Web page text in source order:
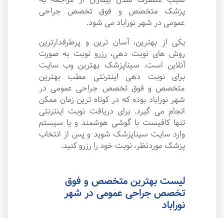
پزشک متخصص و فوق تخصص جراحی
عمومی در شهر نوراباد می شود.
یکی از بهترین، آسان ترین و پرطرفدارترین
روش های نوبت دهی، رزرو نوبت به صورت
آنلاین است. سیناپزشک بهترین وب سایت
برای نوبت دهی اینترنتی مطب بهترین
متخصص و فوق تخصص جراحی عمومی در
شهر نوراباد بوده که در کوتاه ترین زمان ممکن
انجام می گیرد. برای دریافت نوبت اینترنتی
تنها کافیست با گوشی هوشمند و یا سیستم
وارد سایت سیناپزشک شوید و پس از انتخاب
پزشک موردنظر، نوبت خود را رزرو کنید.
لیست بهترین متخصص و فوق
تخصص جراحی عمومی در شهر
نوراباد